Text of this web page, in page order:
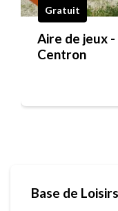
Gratuit
Aire de jeux -
Centron
Base de